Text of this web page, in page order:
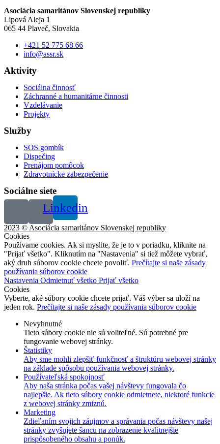
Asociácia samaritánov Slovenskej republiky
Lipová Aleja 1
065 44 Plaveč, Slovakia
+421 52 775 68 66
info@assr.sk
Aktivity
Sociálna činnosť
Záchranné a humanitárne činnosti
Vzdelávanie
Projekty
Služby
SOS gombík
Dispečing
Prenájom pomôcok
Zdravotnícke zabezpečenie
Sociálne siete
Linkedin
2023 © Asociácia samaritánov Slovenskej republiky
Cookies
Používame cookies. Ak si myslíte, že je to v poriadku, kliknite na
"Prijať všetko". Kliknutím na "Nastavenia" si tiež môžete vybrať,
aký druh súborov cookie chcete povoliť. Prečítajte si naše zásady
používania súborov cookie
Nastavenia Odmietnuť všetko Prijať všetko
Cookies
Vyberte, aké súbory cookie chcete prijať. Váš výber sa uloží na
jeden rok. Prečítajte si naše zásady používania súborov cookie
Nevyhnutné
Tieto súbory cookie nie sú voliteľné. Sú potrebné pre
fungovanie webovej stránky.
Štatistiky
Aby sme mohli zlepšiť funkčnosť a štruktúru webovej stránky
na základe spôsobu používania webovej stránky.
Používateľská spokojnosť
Aby naša stránka počas vašej návštevy fungovala čo
najlepšie. Ak tieto súbory cookie odmietnete, niektoré funkcie
z webovej stránky zmiznú.
Marketing
Zdieľaním svojich záujmov a správania počas návštevy našej
stránky zvyšujete šancu na zobrazenie kvalitnejšie
prispôsobeného obsahu a ponúk.